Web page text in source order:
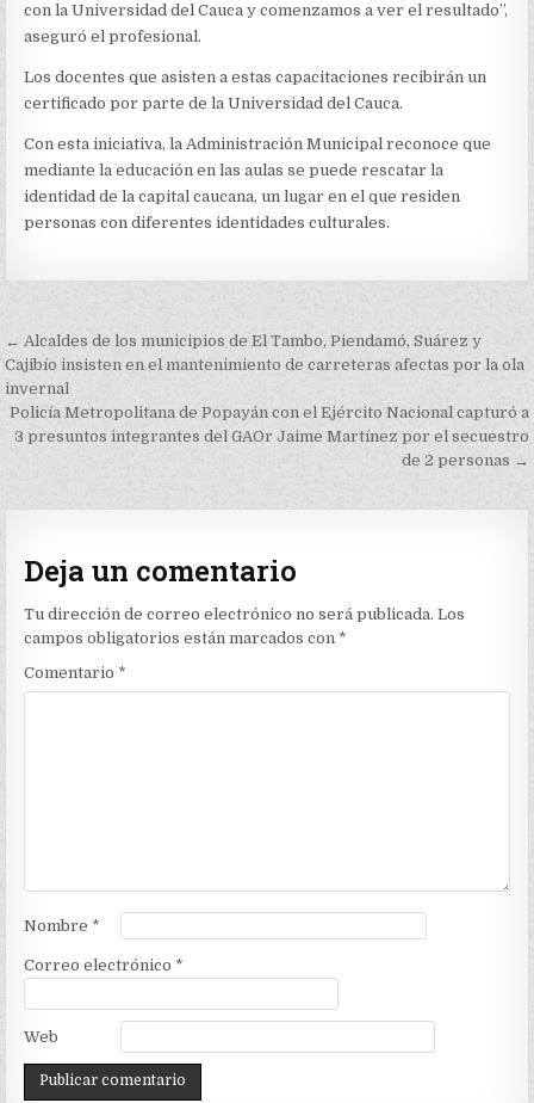
con la Universidad del Cauca y comenzamos a ver el resultado”,
aseguró el profesional.
Los docentes que asisten a estas capacitaciones recibirán un
certificado por parte de la Universidad del Cauca.
Con esta iniciativa, la Administración Municipal reconoce que
mediante la educación en las aulas se puede rescatar la
identidad de la capital caucana, un lugar en el que residen
personas con diferentes identidades culturales.
Navegación
de
entradas
← Alcaldes de los municipios de El Tambo, Piendamó, Suárez y
Cajibío insisten en el mantenimiento de carreteras afectas por la ola
invernal
Policía Metropolitana de Popayán con el Ejército Nacional capturó a
3 presuntos integrantes del GAOr Jaime Martínez por el secuestro
de 2 personas →
Deja un comentario
Tu dirección de correo electrónico no será publicada. Los
campos obligatorios están marcados con *
Comentario *
Nombre *
Correo electrónico *
Web